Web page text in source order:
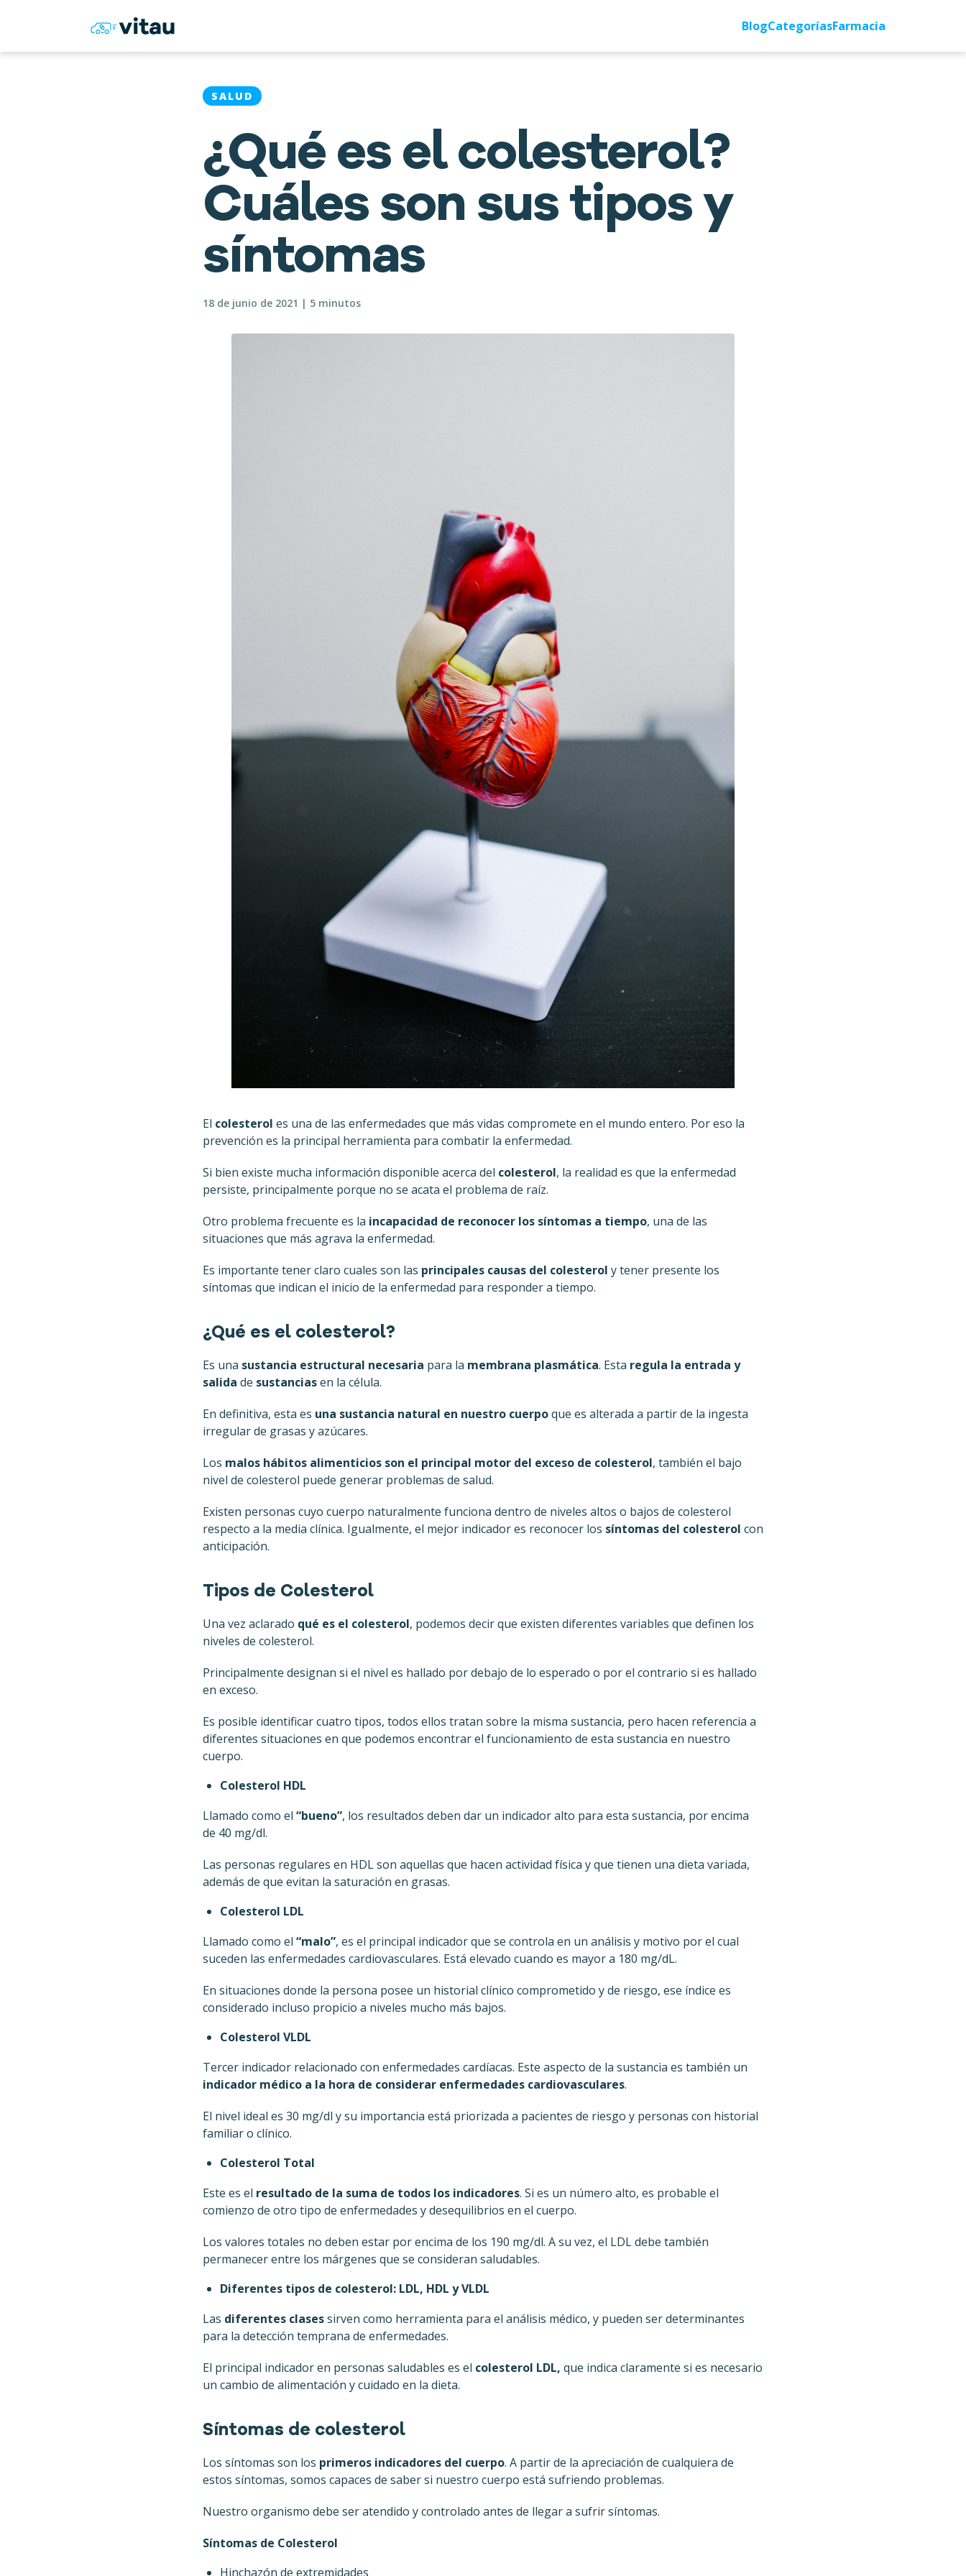
BlogCategoríasFarmacia
SALUD
¿Qué es el colesterol?
Cuáles son sus tipos y
síntomas
18 de junio de 2021 | 5 minutos
El colesterol es una de las enfermedades que más vidas compromete en el mundo entero. Por eso la
prevención es la principal herramienta para combatir la enfermedad.
Si bien existe mucha información disponible acerca del colesterol, la realidad es que la enfermedad
persiste, principalmente porque no se acata el problema de raíz.
Otro problema frecuente es la incapacidad de reconocer los síntomas a tiempo, una de las
situaciones que más agrava la enfermedad.
Es importante tener claro cuales son las principales causas del colesterol y tener presente los
síntomas que indican el inicio de la enfermedad para responder a tiempo.
¿Qué es el colesterol?
Es una sustancia estructural necesaria para la membrana plasmática. Esta regula la entrada y
salida de sustanciasen la célula.
En definitiva, esta es una sustancia natural en nuestro cuerpoque es alterada a partir de la ingesta
irregular de grasas y azúcares.
Los malos hábitos alimenticios son el principal motor del exceso de colesterol, también el bajo
nivel de colesterol puede generar problemas de salud.
Existen personas cuyo cuerpo naturalmente funciona dentro de niveles altos o bajos de colesterol
respecto a la media clínica. Igualmente, el mejor indicador es reconocer los síntomas del colesterol con
anticipación.
Tipos de Colesterol
Una vez aclarado qué es el colesterol, podemos decir que existen diferentes variables que definen los
niveles de colesterol.
Principalmente designan si el nivel es hallado por debajo de lo esperado o por el contrario si es hallado
en exceso.
Es posible identificar cuatro tipos, todos ellos tratan sobre la misma sustancia, pero hacen referencia a
diferentes situaciones en que podemos encontrar el funcionamiento de esta sustancia en nuestro
cuerpo.
Colesterol HDL
Llamado como el “bueno”, los resultados deben dar un indicador alto para esta sustancia, por encima
de 40 mg/dl.
Las personas regulares en HDL son aquellas que hacen actividad física y que tienen una dieta variada,
además de que evitan la saturación en grasas.
Colesterol LDL
Llamado como el “malo”, es el principal indicador que se controla en un análisis y motivo por el cual
suceden las enfermedades cardiovasculares. Está elevado cuando es mayor a 180 mg/dL.
En situaciones donde la persona posee un historial clínico comprometido y de riesgo, ese índice es
considerado incluso propicio a niveles mucho más bajos.
Colesterol VLDL
Tercer indicador relacionado con enfermedades cardíacas. Este aspecto de la sustancia es también un
indicador médico a la hora de considerar enfermedades cardiovasculares.
El nivel ideal es 30 mg/dl y su importancia está priorizada a pacientes de riesgo y personas con historial
familiar o clínico.
Colesterol Total
Este es el resultado de la suma de todos los indicadores. Si es un número alto, es probable el
comienzo de otro tipo de enfermedades y desequilibrios en el cuerpo.
Los valores totales no deben estar por encima de los 190 mg/dl. A su vez, el LDL debe también
permanecer entre los márgenes que se consideran saludables.
Diferentes tipos de colesterol: LDL, HDL y VLDL
Las diferentes clasessirven como herramienta para el análisis médico, y pueden ser determinantes
para la detección temprana de enfermedades.
El principal indicador en personas saludables es el colesterol LDL, que indica claramente si es necesario
un cambio de alimentación y cuidado en la dieta.
Síntomas de colesterol
Los síntomas son los primeros indicadores del cuerpo. A partir de la apreciación de cualquiera de
estos síntomas, somos capaces de saber si nuestro cuerpo está sufriendo problemas.
Nuestro organismo debe ser atendido y controlado antes de llegar a sufrir síntomas.
Síntomas de Colesterol
Hinchazón de extremidades